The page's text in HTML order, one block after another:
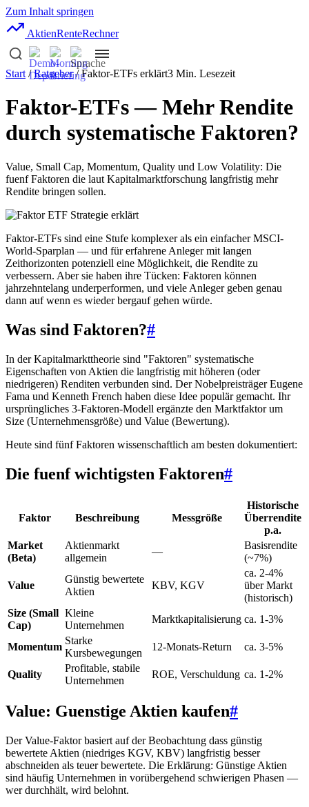
Zum Inhalt springen
AktienRenteRechner
Start /Ratgeber/ Faktor-ETFs erklärt3 Min. Lesezeit
Faktor-ETFs — Mehr Rendite
durch systematische Faktoren?
Value, Small Cap, Momentum, Quality und Low Volatility: Die
fuenf Faktoren die laut Kapitalmarktforschung langfristig mehr
Rendite bringen sollen.
Faktor-ETFs sind eine Stufe komplexer als ein einfacher MSCI-
World-Sparplan — und für erfahrene Anleger mit langen
Zeithorizonten potenziell eine Möglichkeit, die Rendite zu
verbessern. Aber sie haben ihre Tücken: Faktoren können
jahrzehntelang underperformen, und viele Anleger geben genau
dann auf wenn es wieder bergauf gehen würde.
Was sind Faktoren?#
In der Kapitalmarkttheorie sind "Faktoren" systematische
Eigenschaften von Aktien die langfristig mit höheren (oder
niedrigeren) Renditen verbunden sind. Der Nobelpreisträger Eugene
Fama und Kenneth French haben diese Idee populär gemacht. Ihr
ursprüngliches 3-Faktoren-Modell ergänzte den Marktfaktor um
Size (Unternehmensgröße) und Value (Bewertung).
Heute sind fünf Faktoren wissenschaftlich am besten dokumentiert:
Die fuenf wichtigsten Faktoren#
Faktor Beschreibung Messgröße
Historische
Überrendite
p.a.
Market
(Beta)
Aktienmarkt
allgemein
—
Basisrendite
(~7%)
Value
Günstig bewertete
Aktien
KBV, KGV
ca. 2-4%
über Markt
(historisch)
Size (Small
Cap)
Kleine
Unternehmen
Marktkapitalisierung ca. 1-3%
Momentum
Starke
Kursbewegungen
12-Monats-Return ca. 3-5%
Quality
Profitable, stabile
Unternehmen
ROE, Verschuldung ca. 1-2%
Value: Guenstige Aktien kaufen#
Der Value-Faktor basiert auf der Beobachtung dass günstig
bewertete Aktien (niedriges KGV, KBV) langfristig besser
abschneiden als teuer bewertete. Die Erklärung: Günstige Aktien
sind häufig Unternehmen in vorübergehend schwierigen Phasen —
wer durchhält, wird belohnt.